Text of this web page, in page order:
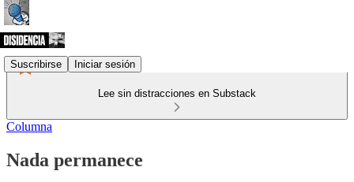
Suscribirse Iniciar sesión
Lee sin distracciones en Substack
Columna
Nada permanece